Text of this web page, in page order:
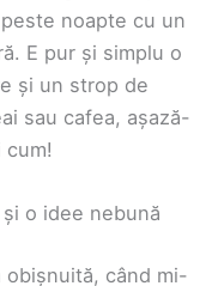
noapte cu un
E pur și simplu o
și un strop de
sau cafea, așază-
o idee nebună
când mi-